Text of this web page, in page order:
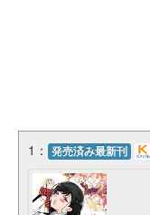
1： 発売済み最新刊